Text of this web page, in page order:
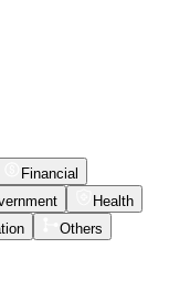
Financial
Health
Others